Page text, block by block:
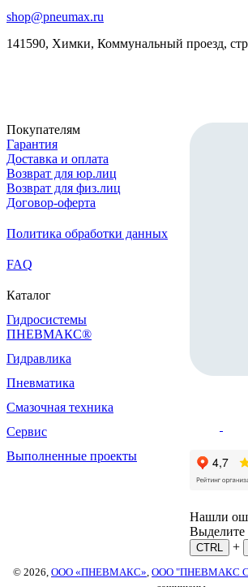
shop@pneumax.ru
141590, Химки, Коммунальный проезд,
Покупателям
Гарантия
Доставка и оплата
Возврат для юр.лиц
Возврат для физ.лиц
Договор-оферта
Политика обработки данных
FAQ
Каталог
Гидросистемы
ПНЕВМАКС®
Гидравлика
Пневматика
Смазочная техника
Сервис
Выполненные проекты
Нашли
Выделите
CTRL +
© 2026, ООО «ПНЕВМАКС» ООО "ПНЕВМАКС